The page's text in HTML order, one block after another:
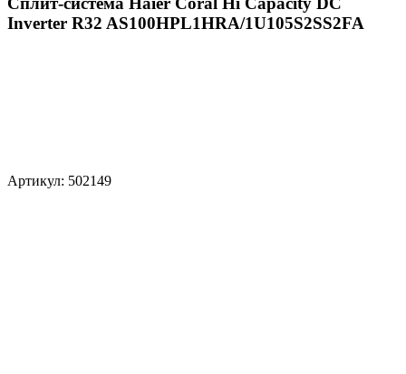
Inverter R32 AS100HPL1HRA/1U105S2SS2FA
Артикул: 502149